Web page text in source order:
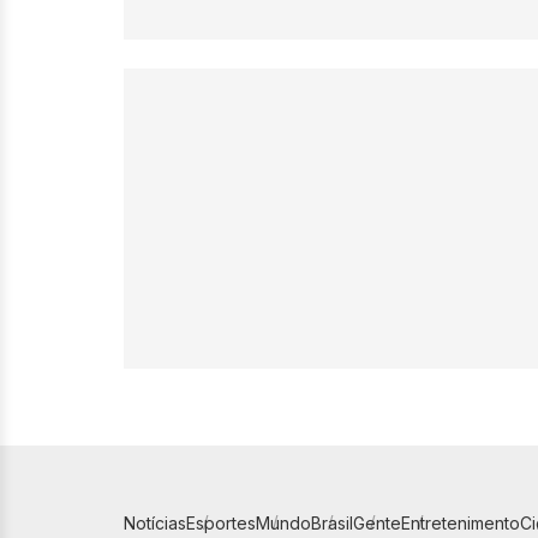
NotíciasEsportesMundoBrasilGenteEntretenimento